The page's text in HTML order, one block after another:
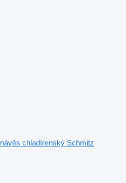
návěs chladírenský Schmitz